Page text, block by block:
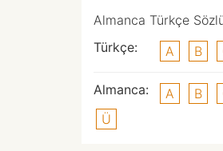
Almanca Türkçe
Türkçe:
A B
Almanca: A B
Ü